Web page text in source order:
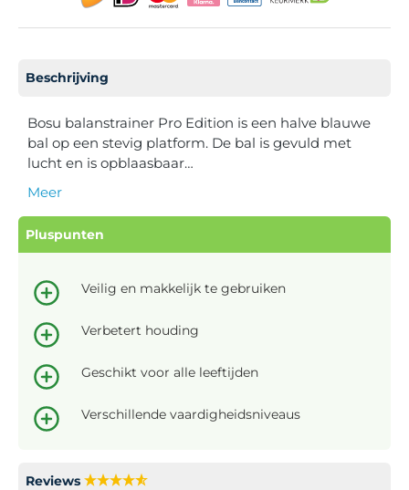
Beschrijving
Bosu balanstrainer Pro Edition is een halve blauwe
bal op een stevig platform. De bal is gevuld met
lucht en is opblaasbaar…
Meer
Pluspunten
Veilig en makkelijk te gebruiken
Verbetert houding
Geschikt voor alle leeftijden
Verschillende vaardigheidsniveaus
Reviews